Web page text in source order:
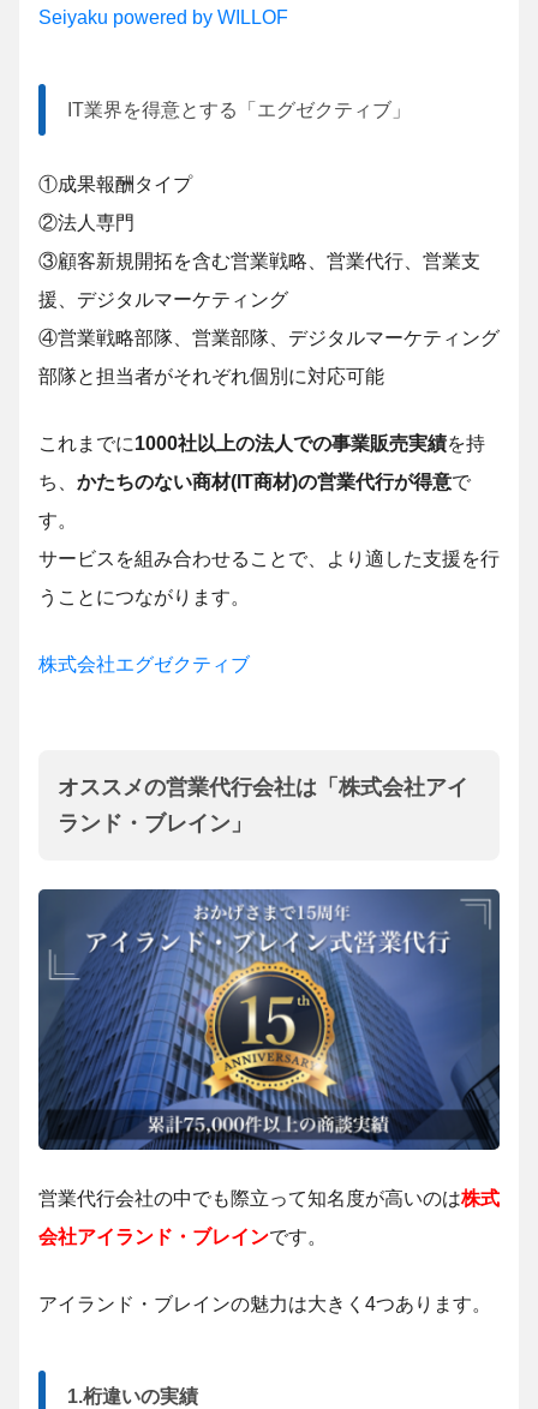
Seiyaku powered by WILLOF
IT業界を得意とする「エグゼクティブ」
①成果報酬タイプ
②法人専門
③顧客新規開拓を含む営業戦略、営業代行、営業支
援、デジタルマーケティング
④営業戦略部隊、営業部隊、デジタルマーケティング
部隊と担当者がそれぞれ個別に対応可能
これまでに1000社以上の法人での事業販売実績を持
ち、 かたちのない商材(IT商材)の営業代行が得意で
す。
サービスを組み合わせることで、より適した支援を行
うことにつながります。
株式会社エグゼクティブ
オススメの営業代行会社は「株式会社アイ
ランド・ブレイン」
営業代行会社の中でも際立って知名度が高いのは株式
会社アイランド・ブレインです。
アイランド・ブレインの魅力は大きく4つあります。
1.桁違いの実績